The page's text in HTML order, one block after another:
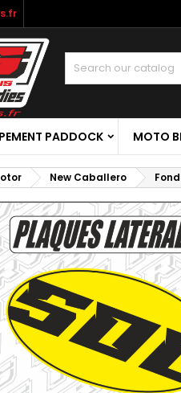
PADDOCK MOTO
New Caballero